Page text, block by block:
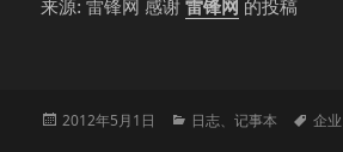
来源: 雷锋网 感谢雷锋网 的投稿
发
2012年5月1日
分
日志、记事本
标
企业